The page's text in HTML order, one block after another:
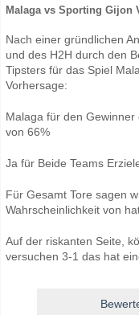
Malaga vs Sporting Gijon
Nach einer gründlichen
und des H2H durch den
Tipsters für das Spiel
Vorhersage:
Malaga für den
von 66%
Ja für Beide Teams
Für Gesamt Tore sagen
Wahrscheinlichkeit von
Auf der riskanten Seite,
versuchen 3-1 das hat